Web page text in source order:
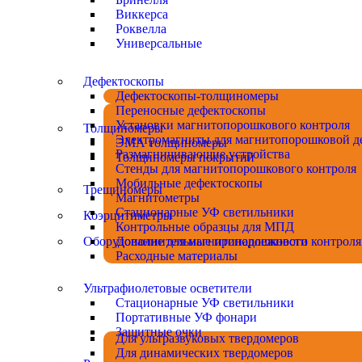
Виккерса
Роквелла
Универсальные
Дефектоскопы
Дефектоскопы-толщиномеры
Толщиномеры
ЭМА толщиномеры
Толщиномеры покрытий
Трещиномеры
Коэрцитиметры
Оборудование для магнитопорошкового контроля
Переносные дефектоскопы
Установки магнитопорошкового контроля
Электромагниты для магнитопорошковой
Размагничивающие устройства
Стенды для магнитопорошкового контроля
Мобильные дефектоскопы
Магнитометры
Стационарные УФ светильники
Контрольные образцы для МПД
Дополнительные принадлежности
Расходные материалы
Ультрафиолетовые осветители
Стационарные УФ светильники
Портативные УФ фонари
Защитные очки
Для ультразвуковых твердомеров
Для динамических твердомеров